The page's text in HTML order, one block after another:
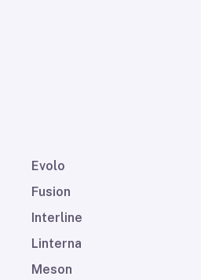
Evolo
Fusion
Interline
Linterna
Meson